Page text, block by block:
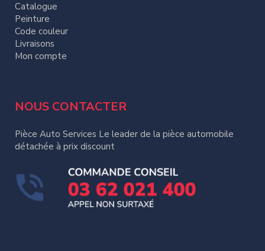
Catalogue
Peinture
Code couleur
Livraisons
Mon compte
NOUS CONTACTER
Pièce Auto Services Le leader de la pièce automobile
détachée à prix discount